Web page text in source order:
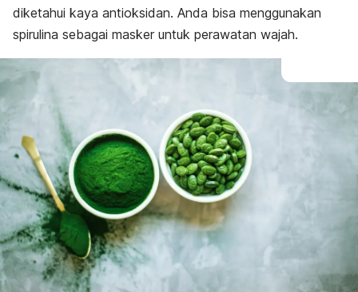
diketahui kaya antioksidan. Anda bisa menggunakan
spirulina sebagai masker untuk perawatan wajah.